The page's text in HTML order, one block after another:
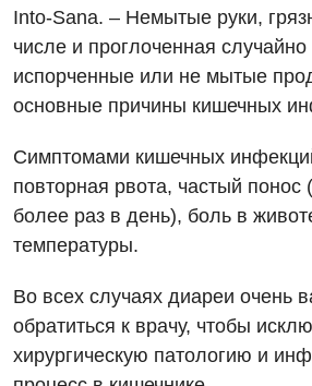
Видео
Эндоскопическое отделение
Для взрослых
Аллергология, иммунология
Андрология
Бесплатные услуги
Вакцинация
Декларирование
Национальный скрининг здоровья 40+
Русский
Into-Sana. – Немытые руки,
числе и проглоченная
испорченные или не мытые
основные причины кишечных
Симптомами кишечных
повторная рвота, частый понос
более раз в день), боль в
температуры.
Во всех случаях диареи очень
обратиться к врачу, чтобы
хирургическую патологию и